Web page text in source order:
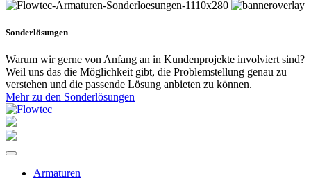
Sonderlösungen
Warum wir gerne von Anfang an in Kundenprojekte involviert sind?
Weil uns das die Möglichkeit gibt, die Problemstellung genau zu
verstehen und die passende Lösung anbieten zu können.
Mehr zu den Sonderlösungen
Armaturen